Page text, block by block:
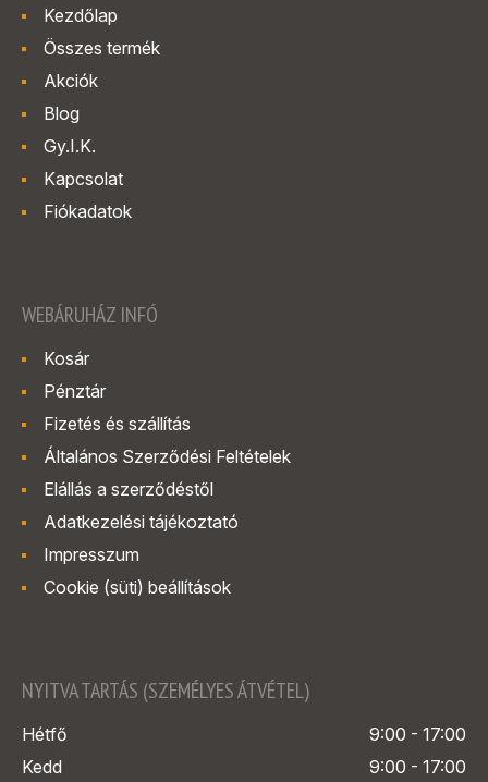
Kezdőlap
Összes termék
Akciók
Blog
Gy.I.K.
Kapcsolat
Fiókadatok
WEBÁRUHÁZ INFÓ
Kosár
Pénztár
Fizetés és szállítás
Általános Szerződési Feltételek
Elállás a szerződéstől
Adatkezelési tájékoztató
Impresszum
Cookie (süti) beállítások
NYITVA TARTÁS (SZEMÉLYES ÁTVÉTEL)
Hétfő
9:00 - 17:00
Kedd
9:00 - 17:00